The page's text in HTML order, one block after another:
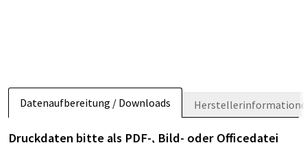
Datenaufbereitung / Downloads
Druckdaten bitte als PDF-, Bild- oder Officedatei